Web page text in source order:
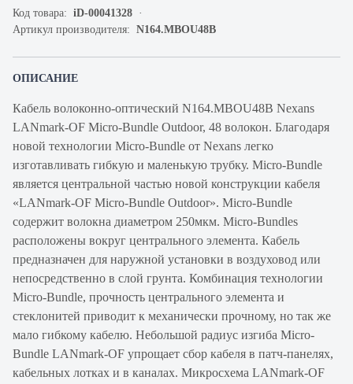
Код товара: iD-00041328
Артикул производителя: N164.MBOU48B
ОПИСАНИЕ
Кабель волоконно-оптический N164.MBOU48B Nexans
LANmark-OF Micro-Bundle Outdoor, 48 волокон. Благодаря
новой технологии Micro-Bundle от Nexans легко
изготавливать гибкую и маленькую трубку. Micro-Bundle
является центральной частью новой конструкции кабеля
«LANmark-OF Micro-Bundle Outdoor». Micro-Bundle
содержит волокна диаметром 250мкм. Micro-Bundles
расположены вокруг центрального элемента. Кабель
предназначен для наружной установки в воздуховод или
непосредственно в слой грунта. Комбинация технологии
Micro-Bundle, прочность центрального элемента и
стеклонитей приводит к механически прочному, но так же
мало гибкому кабелю. Небольшой радиус изгиба Micro-
Bundle LANmark-OF упрощает сбор кабеля в патч-панелях,
кабельных лотках и в каналах. Микросхема LANmark-OF